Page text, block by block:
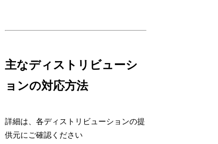
主なディストリビューシ
ョンの対応方法
詳細は、各ディストリビューションの提
供元にご確認ください